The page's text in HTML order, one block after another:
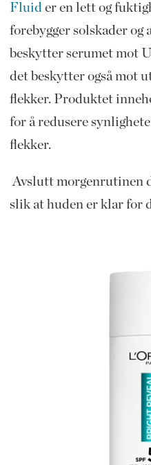
Fluider en lett og
forebygger solskader
beskytter serumet mot
det beskytter også mot
flekker. Produktet
for å redusere
flekker.
Avslutt morgenrutinen
slik at huden er klar for